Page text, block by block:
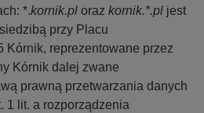
*.kornik.pl oraz kornik.*.pl jest
przy Placu
Kórnik, reprezentowane przez
Kórnik dalej zwane
prawną przetwarzania danych
1 lit. a rozporządzenia